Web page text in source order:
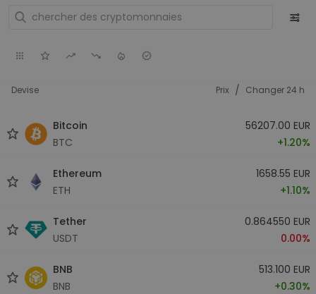
Devise Prix / Changer 24 h
Bitcoin
BTC
56207.00 EUR
+1.20%
Ethereum
ETH
1658.55 EUR
+1.10%
Tether
USDT
0.864550 EUR
0.00%
BNB
BNB
513.100 EUR
+0.30%